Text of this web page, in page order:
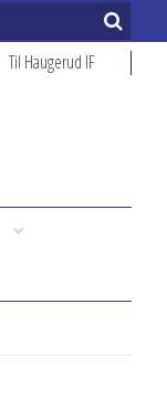
Til Haugerud IF